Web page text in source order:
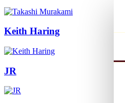
Keith Haring
JR